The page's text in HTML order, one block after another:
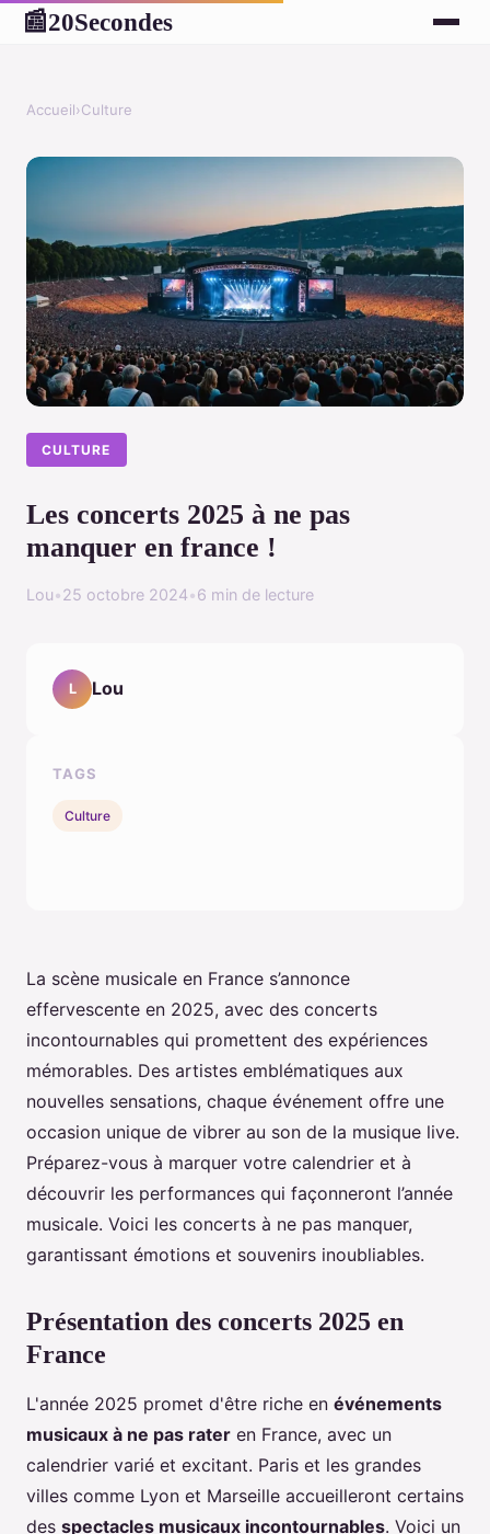
📰20Secondes
Accueil›Culture
CULTURE
Les concerts 2025 à ne pas
manquer en france !
Lou•25 octobre 2024•6 min de lecture
La scène musicale en France s’annonce
effervescente en 2025, avec des concerts
incontournables qui promettent des expériences
mémorables. Des artistes emblématiques aux
nouvelles sensations, chaque événement offre une
occasion unique de vibrer au son de la musique live.
Préparez-vous à marquer votre calendrier et à
découvrir les performances qui façonneront l’année
musicale. Voici les concerts à ne pas manquer,
garantissant émotions et souvenirs inoubliables.
Présentation des concerts 2025 en
France
L'année 2025 promet d'être riche en événements
musicaux à ne pas rater en France, avec un
calendrier varié et excitant. Paris et les grandes
villes comme Lyon et Marseille accueilleront certains
des spectacles musicaux incontournables. Voici un
L Lou
TAGS
Culture